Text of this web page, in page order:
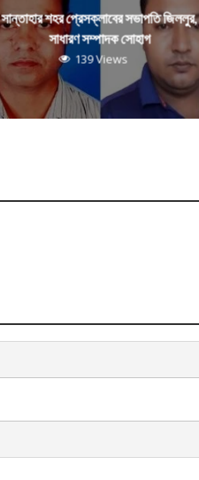
সান্তাহার শহর প্রেসক্লাবের সভাপতি জিললুর,
সাধারণ সম্পাদক সোহাগ
139 Views